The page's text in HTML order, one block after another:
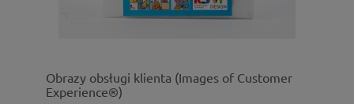
Obrazy obsługi klienta (Images of Customer
Experience®)